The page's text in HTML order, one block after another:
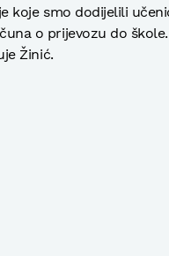
koje smo dodijelili
o prijevozu do
Žinić.